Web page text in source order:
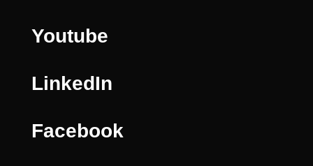
Youtube
LinkedIn
Facebook